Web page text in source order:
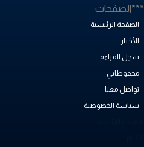
الصفحة الرئيسية
الأخبار
سجل القراءة
محفوظاتي
تواصل معنا
سياسة الخصوصية